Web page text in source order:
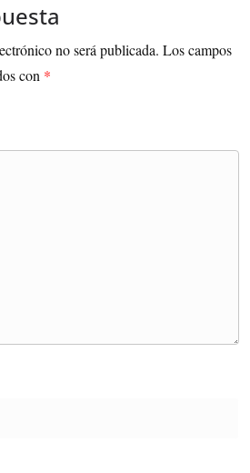
no será publicada. Los campos
con *